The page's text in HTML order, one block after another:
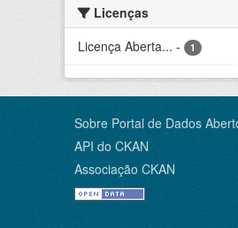
Licenças
Licença Aberta... - 1
Sobre Portal de Dados
API do CKAN
Associação CKAN